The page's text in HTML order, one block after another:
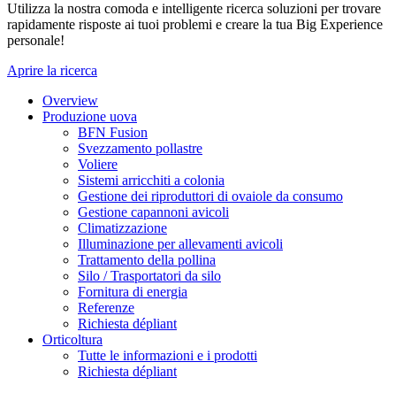
Utilizza la nostra comoda e intelligente ricerca soluzioni per trovare
rapidamente risposte ai tuoi problemi e creare la tua Big Experience
personale!
Aprire la ricerca
Overview
Produzione uova
BFN Fusion
Svezzamento pollastre
Voliere
Sistemi arricchiti a colonia
Gestione dei riproduttori di ovaiole da consumo
Gestione capannoni avicoli
Climatizzazione
Illuminazione per allevamenti avicoli
Trattamento della pollina
Silo / Trasportatori da silo
Fornitura di energia
Referenze
Richiesta dépliant
Orticoltura
Tutte le informazioni e i prodotti
Richiesta dépliant